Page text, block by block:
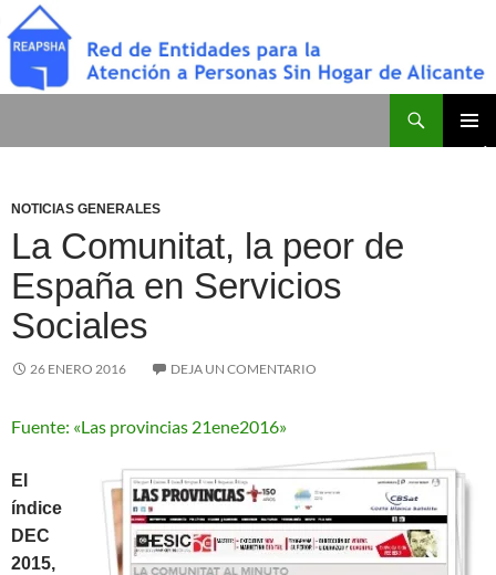
Saltar
al
contenido
Red de Entidades para la Atención a Personas Sin Hogar de Alicante
NOTICIAS GENERALES
La Comunitat, la peor de
España en Servicios
Sociales
26 ENERO 2016 DEJA UN COMENTARIO
Fuente: «Las provincias 21ene2016»
El
índice
DEC
2015,